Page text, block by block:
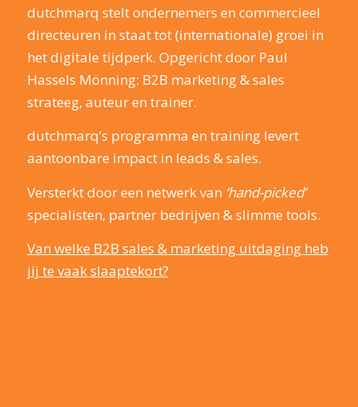
dutchmarq stelt ondernemers en commercieel
directeuren in staat tot (internationale) groei in
het digitale tijdperk. Opgericht door Paul
Hassels Mönning: B2B marketing & sales
strateeg, auteur en trainer.
dutchmarq’s programma en training levert
aantoonbare impact in leads & sales.
Versterkt door een netwerk van ‘hand-picked’
specialisten, partner bedrijven & slimme tools.
Van welke B2B sales & marketing uitdaging heb
jij te vaak slaaptekort?